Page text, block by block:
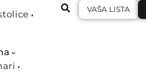
VAŠA LISTA